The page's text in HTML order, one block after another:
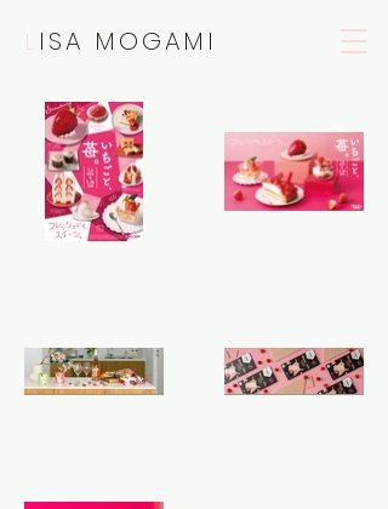
L ISA MOGAMI